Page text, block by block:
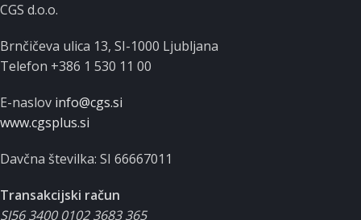
CGS d.o.o.
Brnčičeva ulica 13, SI-1000 Ljubljana
Telefon +386 1 530 11 00
E-naslov info@cgs.si
www.cgsplus.si
Davčna številka: SI 66667011
Transakcijski račun
SI56 3400 0102 3683 365